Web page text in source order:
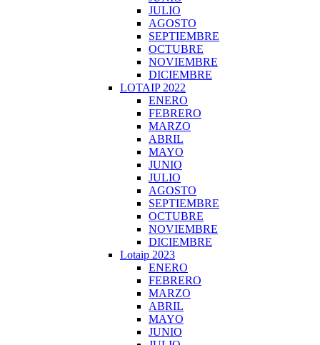
JULIO
AGOSTO
SEPTIEMBRE
OCTUBRE
NOVIEMBRE
DICIEMBRE
LOTAIP 2022
ENERO
FEBRERO
MARZO
ABRIL
MAYO
JUNIO
JULIO
AGOSTO
SEPTIEMBRE
OCTUBRE
NOVIEMBRE
DICIEMBRE
Lotaip 2023
ENERO
FEBRERO
MARZO
ABRIL
MAYO
JUNIO